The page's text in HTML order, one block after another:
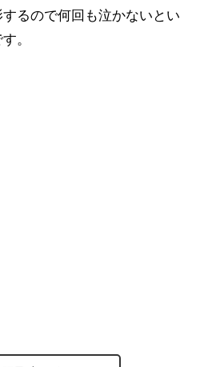
るので何回も泣かないとい
。